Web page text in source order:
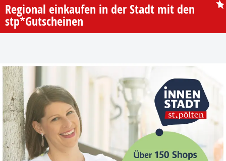
Regional einkaufen in der Stadt mit den
stp*Gutscheinen